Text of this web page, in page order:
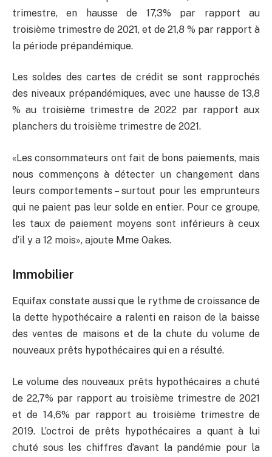
trimestre, en hausse de 17,3% par rapport au
troisième trimestre de 2021, et de 21,8 % par rapport à
la période prépandémique.
Les soldes des cartes de crédit se sont rapprochés
des niveaux prépandémiques, avec une hausse de 13,8
% au troisième trimestre de 2022 par rapport aux
planchers du troisième trimestre de 2021.
«Les consommateurs ont fait de bons paiements, mais
nous commençons à détecter un changement dans
leurs comportements – surtout pour les emprunteurs
qui ne paient pas leur solde en entier. Pour ce groupe,
les taux de paiement moyens sont inférieurs à ceux
d’il y a 12 mois», ajoute Mme Oakes.
Immobilier
Equifax constate aussi que le rythme de croissance de
la dette hypothécaire a ralenti en raison de la baisse
des ventes de maisons et de la chute du volume de
nouveaux prêts hypothécaires qui en a résulté.
Le volume des nouveaux prêts hypothécaires a chuté
de 22,7% par rapport au troisième trimestre de 2021
et de 14,6% par rapport au troisième trimestre de
2019. L’octroi de prêts hypothécaires a quant à lui
chuté sous les chiffres d’avant la pandémie pour la